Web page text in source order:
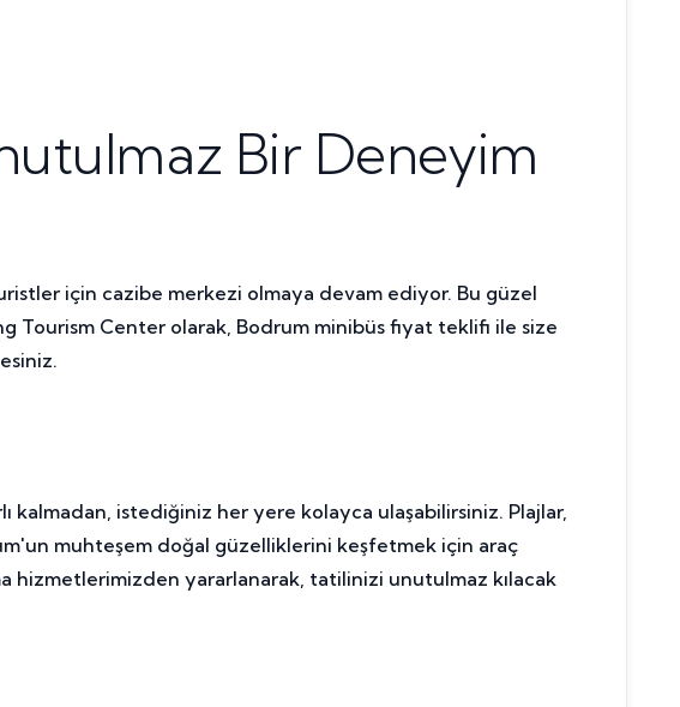
Bir Deneyim
için cazibe merkezi olmaya devam ediyor. Bu güzel
Tourism Center olarak, Bodrum minibüs fiyat teklifi ile size
kalmadan, istediğiniz her yere kolayca ulaşabilirsiniz. Plajlar,
muhteşem doğal güzelliklerini keşfetmek için araç
hizmetlerimizden yararlanarak, tatilinizi unutulmaz kılacak